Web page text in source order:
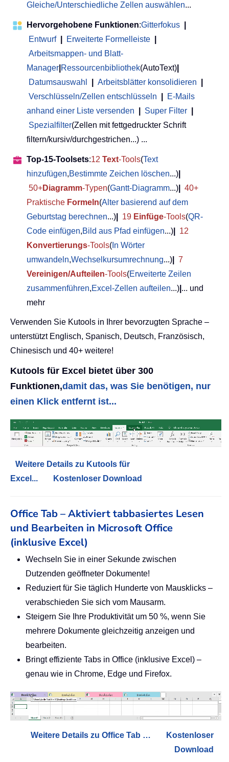
Gleiche/Unterschiedliche Zellen auswählen...
Hervorgehobene Funktionen:Gitterfokus
Entwurf
Erweiterte Formelleiste
Arbeitsmappen- und Blatt-
Manager Ressourcenbibliothek(AutoText)
Datumsauswahl
Arbeitsblätter konsolidieren
Verschlüsseln/Zellen entschlüsseln
E-Mails
anhand einer Liste versenden
Super Filter
Spezialfilter(Zellen mit fettgedruckter Schrift
filtern/kursiv/durchgestrichen...) ...
Top-15-Toolsets:12 Text-Tools(Text
hinzufügen,Bestimmte Zeichen löschen...)
50+Diagramm-Typen(Gantt-Diagramm...)
40+
Praktische Formeln(Alter basierend auf dem
Geburtstag berechnen...) 19 Einfüge-Tools(QR-
Code einfügen,Bild aus Pfad einfügen...)
12
Konvertierungs-Tools( In Wörter
umwandeln,Wechselkursumrechnung...)
7
Vereinigen/Aufteilen-Tools(Erweiterte Zeilen
zusammenführen,Excel-Zellen aufteilen...) ... und
mehr
Verwenden Sie Kutools in Ihrer bevorzugten Sprache –
unterstützt Englisch, Spanisch, Deutsch, Französisch,
Chinesisch und 40+ weitere!
Kutools für Excel bietet über 300
Funktionen,damit das, was Sie benötigen, nur
einen Klick entfernt ist...
Weitere Details zu Kutools für
Excel...
Kostenloser Download
Office Tab – Aktiviert tabbasiertes Lesen
und Bearbeiten in Microsoft Office
(inklusive Excel)
Wechseln Sie in einer Sekunde zwischen
Dutzenden geöffneter Dokumente!
Reduziert für Sie täglich Hunderte von Mausklicks –
verabschieden Sie sich vom Mausarm.
Steigern Sie Ihre Produktivität um 50 %, wenn Sie
mehrere Dokumente gleichzeitig anzeigen und
bearbeiten.
Bringt effiziente Tabs in Office (inklusive Excel) –
genau wie in Chrome, Edge und Firefox.
Weitere Details zu Office Tab …
Kostenloser
Download